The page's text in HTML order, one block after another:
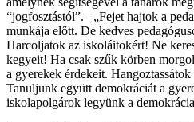
“jogfosztástól”.– „Fejet hajtok a
munkája előtt. De kedves
Harcoljatok az iskoláitokért! Ne
kegyeit! Ha csak szűk körben
a gyerekek érdekeit.
Tanuljunk együtt demokráciát a
iskolapolgárok legyünk a